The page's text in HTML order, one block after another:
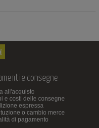
e consegne
all'acquisto
e costi delle consegne
espressa
o cambio merce
di pagamento